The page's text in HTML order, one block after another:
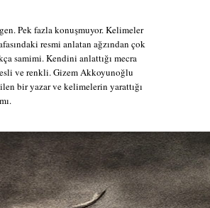
Pek fazla konuşmuyor. Kelimeler
resmi anlatan ağzından çok
samimi. Kendini anlattığı mecra
ve renkli. Gizem Akkoyunoğlu
bir yazar ve kelimelerin yarattığı